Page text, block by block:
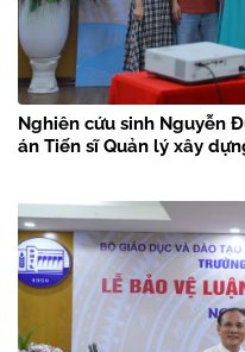
Nghiên cứu sinh Nguyễn
án Tiến sĩ Quản lý xây